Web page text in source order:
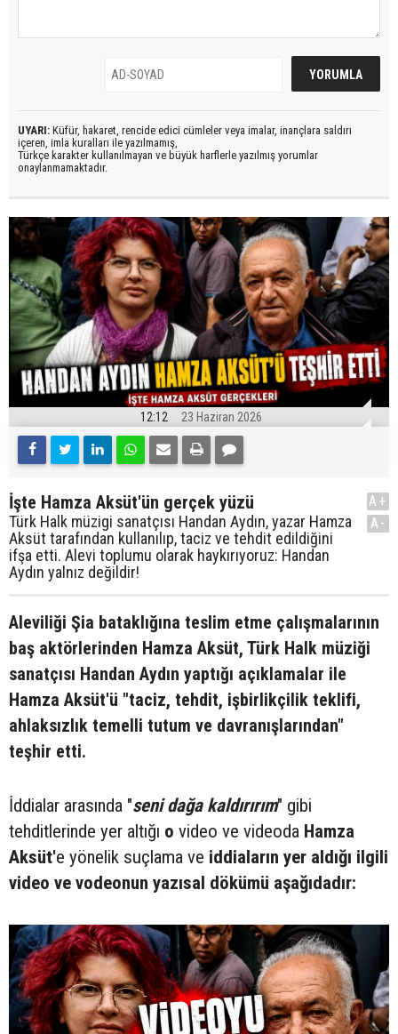
UYARI: Küfür, hakaret, rencide edici cümleler veya imalar, inançlara saldırı
içeren, imla kuralları ile yazılmamış,
Türkçe karakter kullanılmayan ve büyük harflerle yazılmış yorumlar
onaylanmamaktadır.
12:12 23 Haziran 2026
İşte Hamza Aksüt'ün gerçek yüzü
Türk Halk müzigi sanatçısı Handan Aydın, yazar Hamza
Aksüt tarafından kullanılıp, taciz ve tehdit edildiğini
ifşa etti. Alevi toplumu olarak haykırıyoruz: Handan
Aydın yalnız değildir!
A+
A-
Aleviliği Şia bataklığına teslim etme çalışmalarının
baş aktörlerinden Hamza Aksüt, Türk Halk müziği
sanatçısı Handan Aydın yaptığı açıklamalar ile
Hamza Aksüt'ü "taciz, tehdit, işbirlikçilik teklifi,
ahlaksızlık temelli tutum ve davranışlarından"
teşhir etti.
İddialar arasında "seni dağa kaldırırım" gibi
tehditlerinde yer altığı o video ve videoda Hamza
Aksüt'e yönelik suçlama ve iddiaların yer aldığı ilgili
video ve vodeonun yazısal dökümü aşağıdadır: